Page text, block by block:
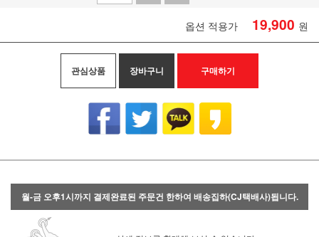
옵션 적용가 19,900 원
관심상품 장바구니 구매하기
월-금 오후1시까지 결제완료된 주문건 한하여 배송집하(CJ택배사)됩니다.